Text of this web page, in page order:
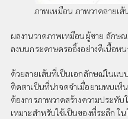
ภาพเหมือน ภาพวาดลายเ
ผลงานวาดภาพเหมือนผู้ชาย ลักษ
ลงบนกระดาษดรออิ้งอย่างดีเนื้อหน
ด้วยลายเส้นที่เป็นเอกลักษณ์ในแบ
ติดตาเป็นที่น่าจดจำเมื่อยามพบเ
ต้องการภาพวาดสร้างความประทั
เหมาะสำหรับใช้เป็นของที่ระลึก ใ